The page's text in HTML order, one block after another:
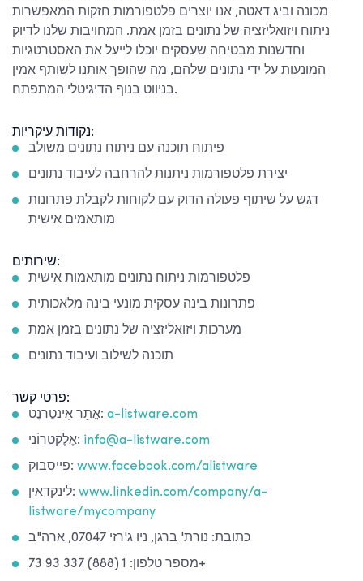
מכונה וביג דאטה, אנו יוצרים פלטפורמות חזקות המאפשרות
ניתוח ויזואליזציה של נתונים בזמן אמת. המחויבות שלנו לדיוק
וחדשנות מבטיחה שעסקים יוכלו לייעל את האסטרטגיות
המונעות על ידי נתונים שלהם, מה שהופך אותנו לשותף אמין
בניווט בנוף הדיגיטלי המתפתח.
נקודות עיקריות:
פיתוח תוכנה עם ניתוח נתונים משולב
יצירת פלטפורמות ניתנות להרחבה לעיבוד נתונים
דגש על שיתוף פעולה הדוק עם לקוחות לקבלת פתרונות
מותאמים אישית
שירותים:
פלטפורמות ניתוח נתונים מותאמות אישית
פתרונות בינה עסקית מונעי בינה מלאכותית
מערכות ויזואליזציה של נתונים בזמן אמת
תוכנה לשילוב ועיבוד נתונים
פרטי קשר:
אֲתַר אִינטֶרנֶט: a-listware.com
אֶלֶקטרוֹנִי: info@a-listware.com
פייסבוק: www.facebook.com/alistware
לינקדאין: www.linkedin.com/company/a-
listware/mycompany
כתובת: נורת' ברגן, ניו ג'רזי 07047, ארה"ב
מספר טלפון: 1 (888) 337 93 73+